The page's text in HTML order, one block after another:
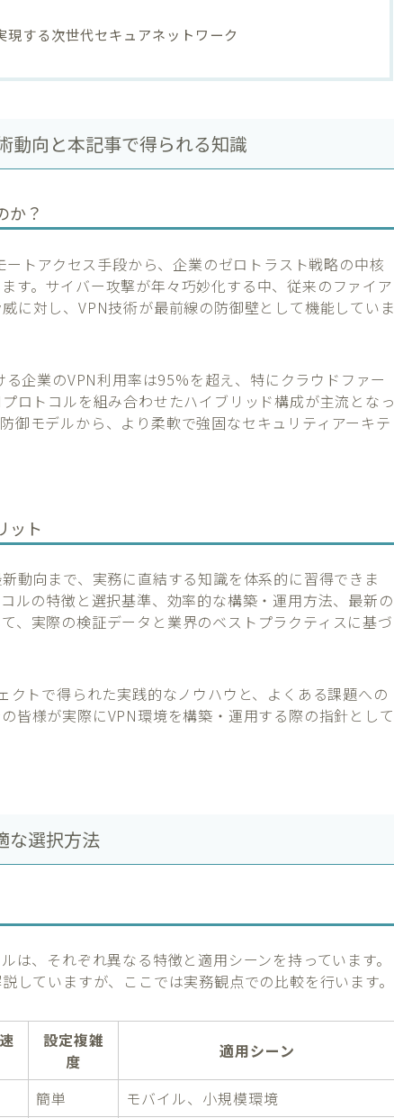
現する次世代セキュアネットワーク
動向と本記事で得られる知識
か？
トアクセス手段から、企業のゼロトラスト戦略の中核
す。サイバー攻撃が年々巧妙化する中、従来のファイア
に対し、VPN技術が最前線の防御壁として機能していま
企業のVPN利用率は95%を超え、特にクラウドファー
ロトコルを組み合わせたハイブリッド構成が主流となっ
御モデルから、より柔軟で強固なセキュリティアーキテ
ット
動向まで、実務に直結する知識を体系的に習得できま
ルの特徴と選択基準、効率的な構築・運用方法、最新の
、実際の検証データと業界のベストプラクティスに基づ
クトで得られた実践的なノウハウと、よくある課題への
皆様が実際にVPN環境を構築・運用する際の指針として
な選択方法
は、それぞれ異なる特徴と適用シーンを持っています。
していますが、ここでは実務観点での比較を行います。
設定複雑
度
適用シーン
簡単 モバイル、小規模環境